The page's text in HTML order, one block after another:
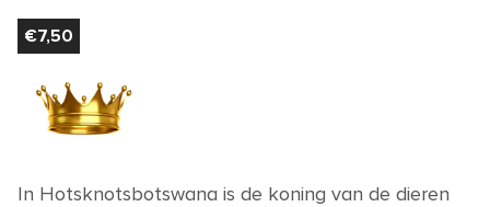
€7,50
In Hotsknotsbotswana is de koning van de dieren